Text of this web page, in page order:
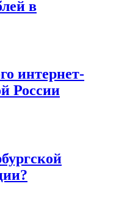
в
интернет-
России